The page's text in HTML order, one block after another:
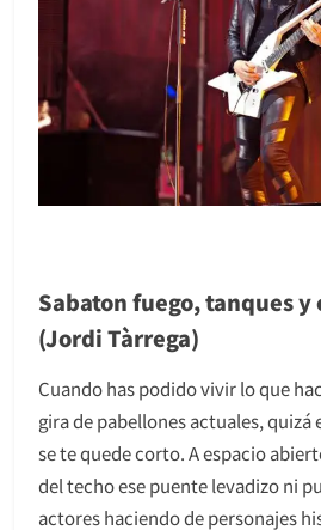
Sabaton fuego, tanques y
(Jordi Tàrrega)
Cuando has podido vivir lo que
gira de pabellones actuales, quizá
se te quede corto. A espacio
del techo ese puente levadizo ni
actores haciendo de personajes